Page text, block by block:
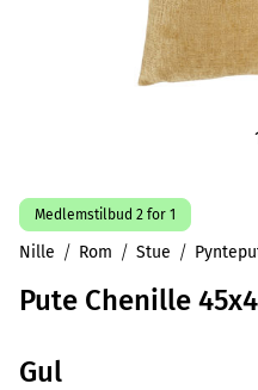
Medlemstilbud 2 for 1
Nille Rom Stue
Pute Chenille
Gul